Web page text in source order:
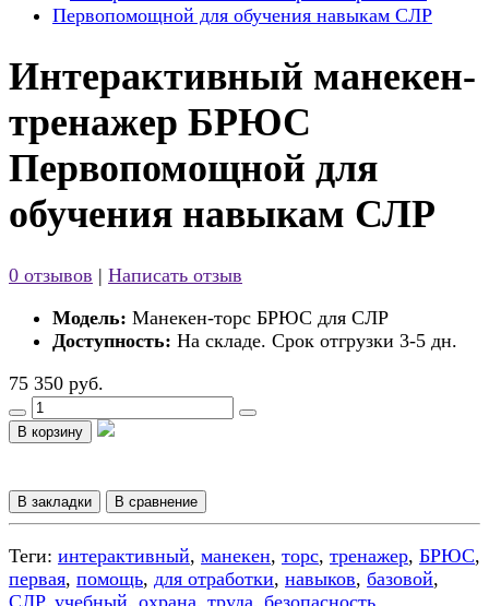
Интерактивный манекен-
тренажер БРЮС
Первопомощной для
обучения навыкам СЛР
0 отзывов | Написать отзыв
Модель: Манекен-торс БРЮС для СЛР
Доступность: На складе. Срок отгрузки 3-5 дн.
75 350 руб.
В корзину
В закладки В сравнение
Теги: интерактивный, манекен, торс, тренажер, БРЮС,
первая, помощь, для отработки, навыков, базовой,
СЛР, учебный, охрана, труда, безопасность